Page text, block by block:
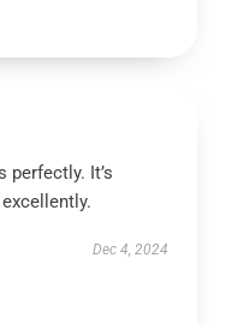
perfectly. It’s
Dec 4, 2024